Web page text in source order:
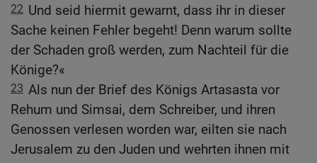
22 Und seid hiermit gewarnt, dass ihr in dieser
Sache keinen Fehler begeht! Denn warum sollte
der Schaden groß werden, zum Nachteil für die
Könige?«
23 Als nun der Brief des Königs Artasasta vor
Rehum und Simsai, dem Schreiber, und ihren
Genossen verlesen worden war, eilten sie nach
Jerusalem zu den Juden und wehrten ihnen mit